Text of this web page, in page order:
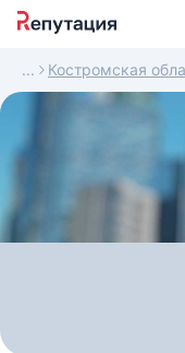
Костромская